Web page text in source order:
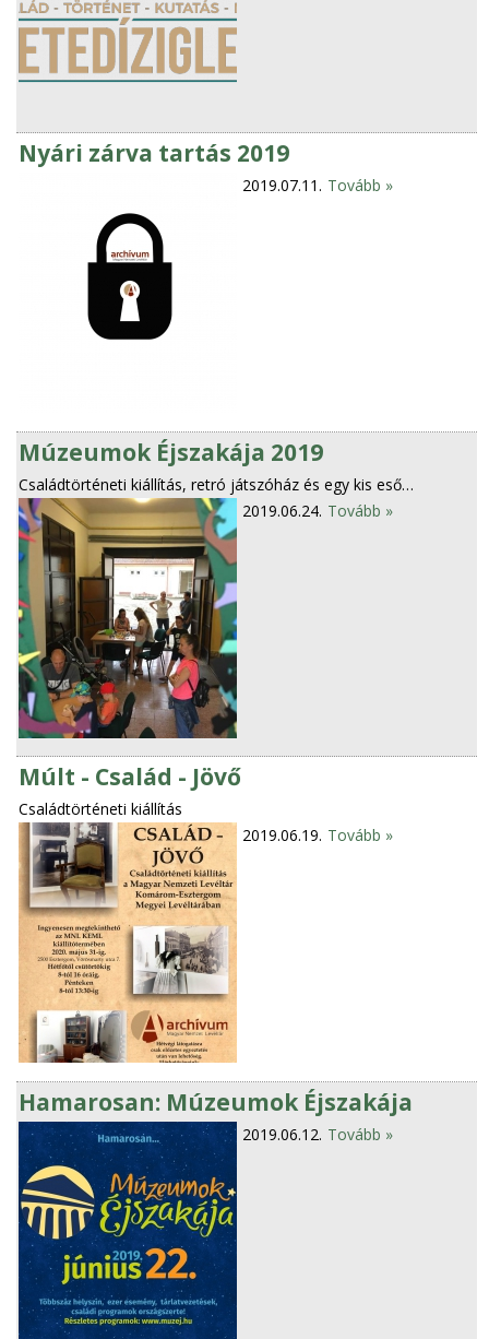
Nyári zárva tartás 2019
2019.07.11. Tovább »
Múzeumok Éjszakája 2019
Családtörténeti kiállítás, retró játszóház és egy kis eső…
2019.06.24. Tovább »
Múlt - Család - Jövő
Családtörténeti kiállítás
2019.06.19. Tovább »
Hamarosan: Múzeumok Éjszakája
2019.06.12. Tovább »